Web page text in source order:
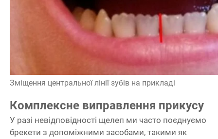
Зміщення центральної лінії зубів на прикладі
Комплексне виправлення прикусу
У разі невідповідності щелеп ми часто поєднуємо
брекети з допоміжними засобами, такими як